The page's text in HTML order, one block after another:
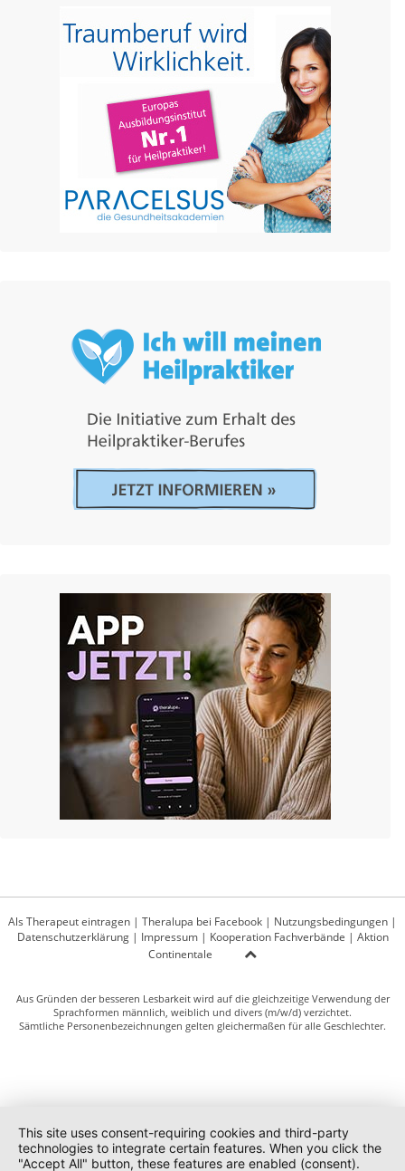
Als Therapeut eintragen | Theralupa bei Facebook | Nutzungsbedingungen |
Datenschutzerklärung| Impressum| Kooperation Fachverbände | Aktion
Continentale
Aus Gründen der besseren Lesbarkeit wird auf die gleichzeitige Verwendung der
Sprachformen männlich, weiblich und divers (m/w/d) verzichtet.
Sämtliche Personenbezeichnungen gelten gleichermaßen für alle Geschlechter.
This site uses consent-requiring cookies and third-party
technologies to integrate certain features. When you click the
"Accept All" button, these features are enabled (consent).